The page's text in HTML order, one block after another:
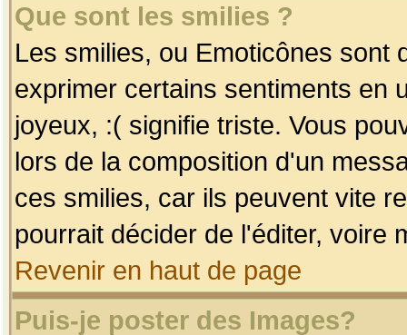
Que sont les smilies ?
Les smilies, ou Emoticônes sont
exprimer certains sentiments en
joyeux, :( signifie triste. Vous
lors de la composition d'un
ces smilies, car ils peuvent vite
pourrait décider de l'éditer, voire
Revenir en haut de page
Puis-je poster des Images?